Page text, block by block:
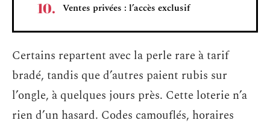
Ventes privées : l’accès exclusif
Certains repartent avec la perle rare à tarif
bradé, tandis que d’autres paient rubis sur
l’ongle, à quelques jours près. Cette loterie n’a
rien d’un hasard. Codes camouflés, horaires